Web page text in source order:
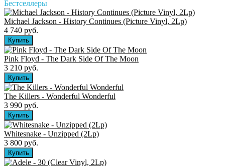
Бестселлеры
Michael Jackson - History Continues (Picture Vinyl, 2Lp)
4 740 руб.
Pink Floyd - The Dark Side Of The Moon
3 210 руб.
The Killers ‎- Wonderful Wonderful
3 990 руб.
Whitesnake - Unzipped (2Lp)
3 800 руб.